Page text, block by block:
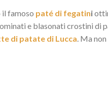
il famoso paté di fegatini
e blasonati crostini di
di patate di Lucca. Ma